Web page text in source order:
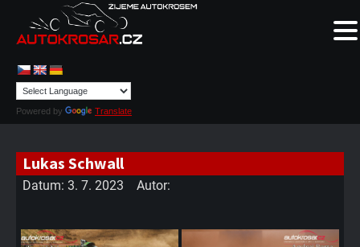
Powered by Translate
Lukas Schwall
Datum: 3. 7. 2023 Autor: